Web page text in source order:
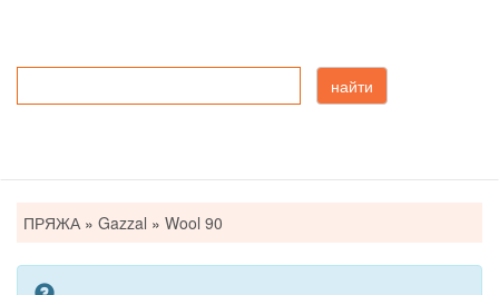
найти
здесь
ПРЯЖА » Gazzal » Wool 90